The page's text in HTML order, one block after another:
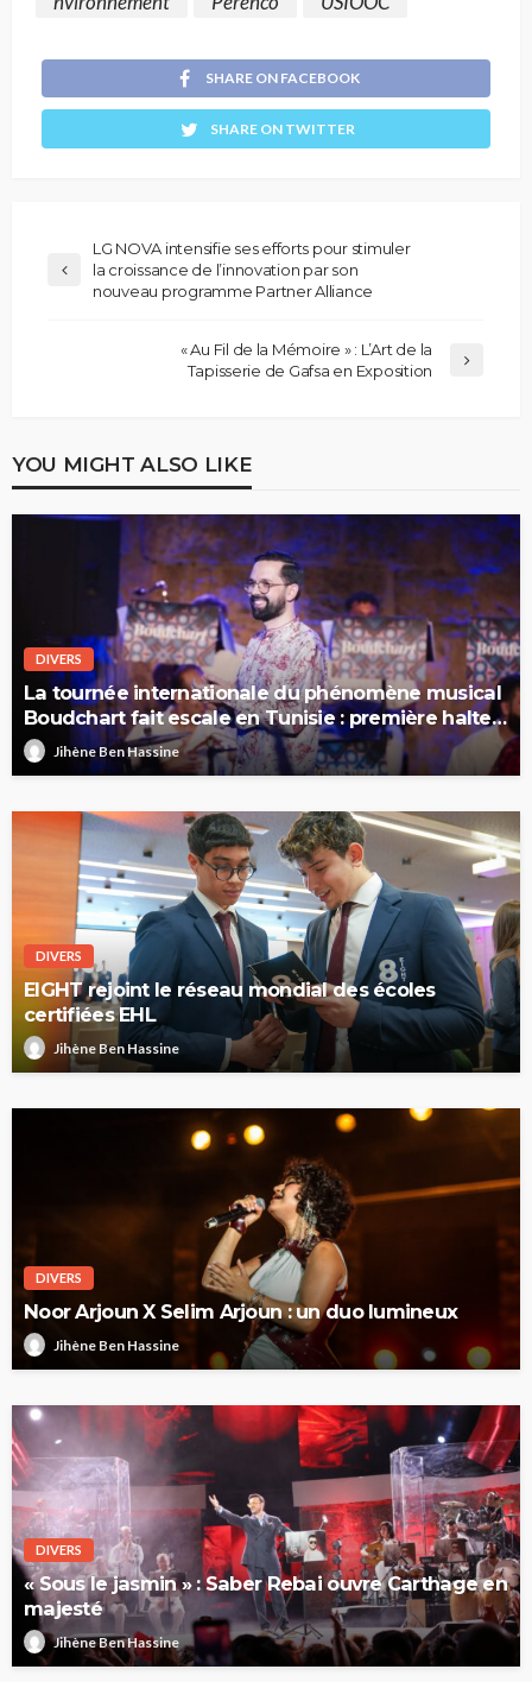
SHARE ON FACEBOOK
SHARE ON TWITTER
LG NOVA intensifie ses efforts pour stimuler
la croissance de l’innovation par son
nouveau programme Partner Alliance
« Au Fil de la Mémoire » : L’Art de la
Tapisserie de Gafsa en Exposition
YOU MIGHT ALSO LIKE
DIVERS
La tournée internationale du phénomène musical
Boudchart fait escale en Tunisie : première halte
à SfaxJihène Ben Hassine
DIVERS
EIGHT rejoint le réseau mondial des écoles
certifiées EHL
Jihène Ben Hassine
DIVERS
Noor Arjoun X Selim Arjoun : un duo lumineux
Jihène Ben Hassine
DIVERS
« Sous le jasmin » : Saber Rebai ouvre Carthage en
majesté
Jihène Ben Hassine